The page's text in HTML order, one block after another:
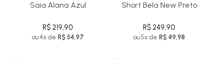
Saia Alana Azul
R$ 219,90
ou 4x de R$ 54,97
Short Bela New Preto
R$ 249,90
ou 5x de R$ 49,98